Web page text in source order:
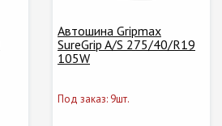
Автошина Gripmax
SureGrip A/S 275/40/R19
105W
Под заказ: 9шт.